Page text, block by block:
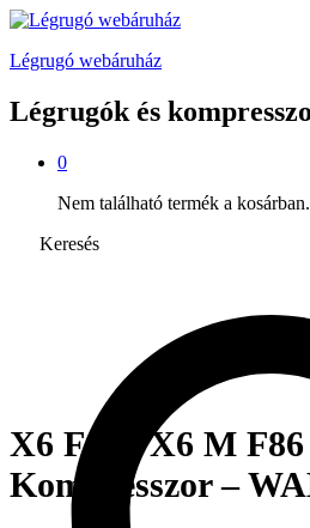
Légrugó webáruház
Légrugók és
0
Nem található termék a kosárban.
Keresés
X6 F16 / X6 M F86
Kompresszor –